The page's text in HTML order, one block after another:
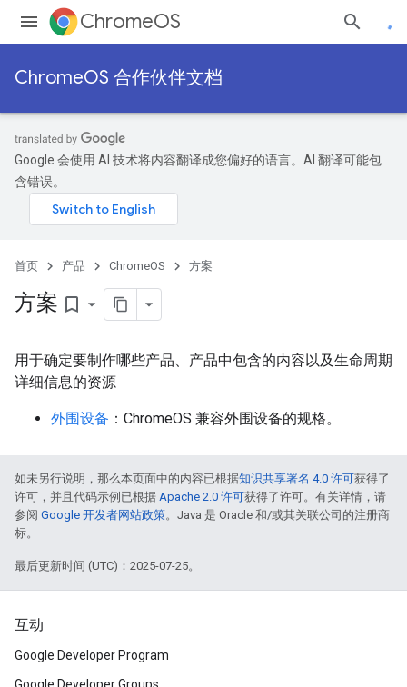
ChromeOS
ChromeOS 合作伙伴文档
Google 会使用 AI 技术将内容翻译成您偏好的语言。AI 翻译可能包
含错误。
首页 产品 ChromeOS 方案
方案 bookmark_border
用于确定要制作哪些产品、产品中包含的内容以及生命周期
详细信息的资源
外围设备 ：ChromeOS 兼容外围设备的规格。
如未另行说明，那么本页面中的内容已根据知识共享署名 4.0 许可获得了
许可，并且代码示例已根据 Apache 2.0 许可获得了许可。有关详情，请
参阅 Google 开发者网站政策。Java 是 Oracle 和/或其关联公司的注册商
标。
最后更新时间 (UTC)：2025-07-25。
互动
Google Developer Program